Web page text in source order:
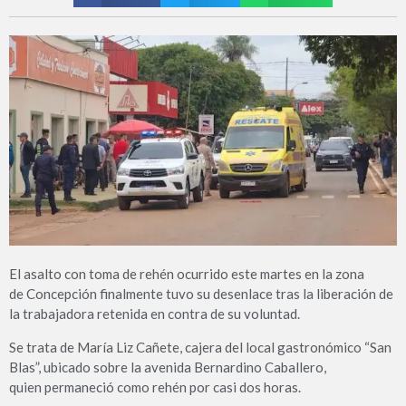
El asalto con toma de rehén ocurrido este martes en la zona
de Concepción finalmente tuvo su desenlace tras la liberación de
la trabajadora retenida en contra de su voluntad.
Se trata de María Liz Cañete, cajera del local gastronómico “San
Blas”, ubicado sobre la avenida Bernardino Caballero,
quien permaneció como rehén por casi dos horas.